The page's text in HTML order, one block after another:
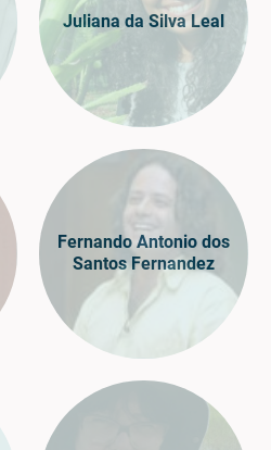
Juliana da Silva Leal
Fernando Antonio dos
Santos Fernandez